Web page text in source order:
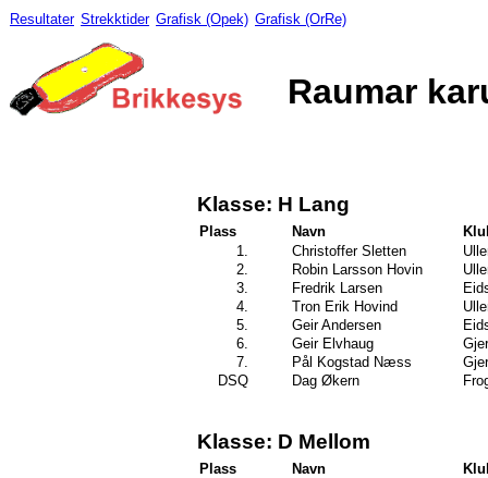
Resultater Strekktider Grafisk (Opek) Grafisk (OrRe)
Raumar
Klasse: H Lang
Plass Navn
1.
Christoffer Sletten
2.
Robin Larsson Hovin
3.
Fredrik Larsen
4.
Tron Erik Hovind
5.
Geir Andersen
6.
Geir Elvhaug
7.
Pål Kogstad Næss
DSQ
Dag Økern
Klasse: D Mellom
Plass Navn